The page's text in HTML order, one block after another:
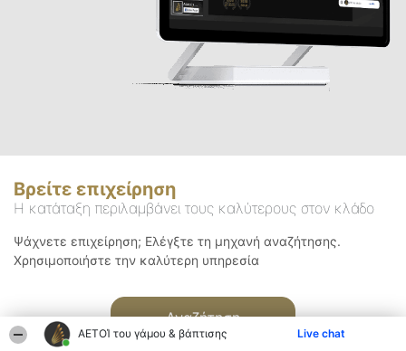
ΑΕΤΟΊ του γάμου & βάπτισης Live chat
Βρείτε επιχείρηση
Η κατάταξη περιλαμβάνει τους καλύτερους στον κλάδο
Ψάχνετε επιχείρηση; Ελέγξτε τη μηχανή αναζήτησης.
Χρησιμοποιήστε την καλύτερη υπηρεσία
Αναζήτηση